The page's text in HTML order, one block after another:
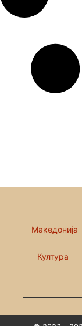
Македонија
Култура